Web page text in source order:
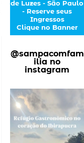
de Luzes - São Paulo
- Reserve seus
Ingressos
Clique no Banner
@sampacomfam
ilia no
instagram